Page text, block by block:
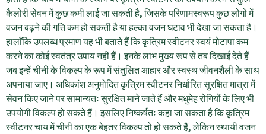
कैलोरी सेवन में कुछ कमी लाई जा सकती है, जिसके परिणामस्वरूप कुछ लोगों में
वजन बढ़ने की गति कम हो सकती है या हल्का वजन घटाव भी देखा जा सकता है।
हालाँकि उपलब्ध प्रमाण यह भी बताते हैं कि कृत्रिम स्वीटनर स्वयं मोटापा कम
करने का कोई स्वतंत्र उपाय नहीं हैं। इनके लाभ मुख्य रूप से तब दिखाई देते हैं
जब इन्हें चीनी के विकल्प के रूप में संतुलित आहार और स्वस्थ जीवनशैली के साथ
अपनाया जाए। अधिकांश अनुमोदित कृत्रिम स्वीटनर निर्धारित सुरक्षित मात्रा में
सेवन किए जाने पर सामान्यतः सुरक्षित माने जाते हैं और मधुमेह रोगियों के लिए भी
उपयोगी विकल्प हो सकते हैं। इसलिए निष्कर्षतः कहा जा सकता है कि कृत्रिम
स्वीटनर चाय में चीनी का एक बेहतर विकल्प तो हो सकते हैं, लेकिन स्थायी वजन